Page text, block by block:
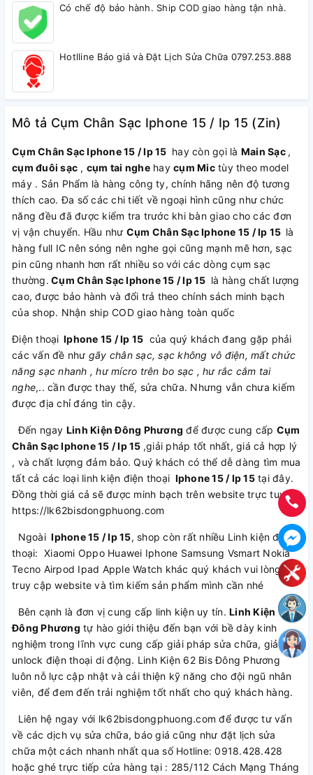
Có chế độ bảo hành. Ship COD giao hàng tận nhà.
Hotlline Báo giá và Đặt Lịch Sửa Chữa 0797.253.888
Mô tả Cụm Chân Sạc Iphone 15 / Ip 15 (Zin)
Cụm Chân Sạc Iphone 15 / Ip 15 hay còn gọi là Main Sạc ,
cụm đuôi sạc , cụm tai nghehay cụm Mictùy theo model
máy . Sản Phẩm là hàng công ty, chính hãng nên độ tương
thích cao. Đa số các chi tiết về ngoại hình cũng như chức
năng đều đã được kiểm tra trước khi bàn giao cho các đơn
vị vận chuyển. Hầu như Cụm Chân Sạc Iphone 15 / Ip 15 là
hàng full IC nên sóng nên nghe gọi cũng mạnh mẽ hơn, sạc
pin cũng nhanh hơn rất nhiều so với các dòng cụm sạc
thường. Cụm Chân Sạc Iphone 15 / Ip 15 là hàng chất lượng
cao, được bảo hành và đổi trả theo chính sách minh bạch
của shop. Nhận ship COD giao hàng toàn quốc
Điện thoại Iphone 15 / Ip 15 của quý khách đang gặp phải
các vấn đề như gãy chân sạc, sạc không vô điện, mất chức
năng sạc nhanh , hư mícro trên bo sạc , hư rắc cắm tai
nghe,.. cần được thay thế, sửa chữa. Nhưng vẫn chưa kiếm
được địa chỉ đáng tin cậy.
Đến ngay Linh Kiện Đông Phương để được cung cấp Cụm
Chân Sạc Iphone 15 / Ip 15 ,giải pháp tốt nhất, giá cả hợp lý
, và chất lượng đảm bảo. Quý khách có thể dễ dàng tìm mua
tất cả các loại linh kiện điện thoại Iphone 15 / Ip 15tại đây.
Đồng thời giá cả sẽ được minh bạch trên website trực tuyến
https://lk62bisdongphuong.com
Ngoài Iphone 15 / Ip 15, shop còn rất nhiều Linh kiện điện
thoại: Xiaomi Oppo Huawei Iphone Samsung Vsmart Nokia
Tecno Airpod Ipad Apple Watch khác quý khách vui lòng
truy cập website và tìm kiếm sản phẩm mình cần nhé
Bên cạnh là đơn vị cung cấp linh kiện uy tín. Linh Kiện
Đông Phương tự hào giới thiệu đến bạn với bề dày kinh
nghiệm trong lĩnh vực cung cấp giải pháp sửa chữa, giải mã,
unlock điện thoại di động. Linh Kiện 62 Bis Đông Phương
luôn nỗ lực cập nhật và cải thiện kỹ năng cho đội ngũ nhân
viên, để đem đến trải nghiệm tốt nhất cho quý khách hàng.
Liên hệ ngay với lk62bisdongphuong.com để được tư vấn
về các dịch vụ sửa chữa, báo giá cũng như đặt lịch sửa
chữa một cách nhanh nhất qua số Hotline: 0918.428.428
hoặc ghé trực tiếp cửa hàng tại : 285/112 Cách Mạng Tháng